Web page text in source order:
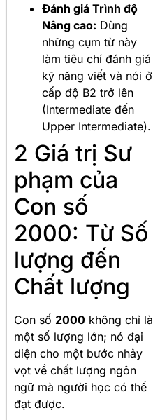
Đánh giá Trình độ
Nâng cao: Dùng
những cụm từ này
làm tiêu chí đánh giá
kỹ năng viết và nói ở
cấp độ B2 trở lên
(Intermediate đến
Upper Intermediate).
2 Giá trị Sư
phạm của
Con số
2000: Từ Số
lượng đến
Chất lượng
Con số 2000 không chỉ là
một số lượng lớn; nó đại
diện cho một bước nhảy
vọt về chất lượng ngôn
ngữ mà người học có thể
đạt được.